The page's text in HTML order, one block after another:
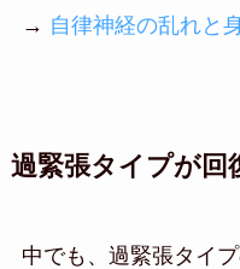
→ 自律神経の乱れと
過緊張タイプが回
中でも、過緊張タイ